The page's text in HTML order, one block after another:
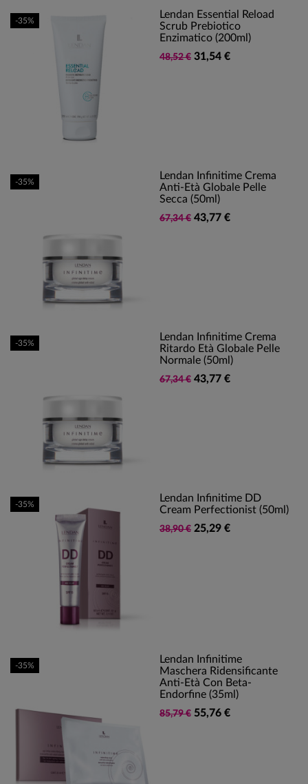
Lendan Essential Reload
Scrub Prebiotico
Enzimatico (200ml)
48,52 € 31,54 €
-35%
Lendan Infinitime Crema
Anti-Età Globale Pelle
Secca (50ml)
67,34 € 43,77 €
-35%
Lendan Infinitime Crema
Ritardo Età Globale Pelle
Normale (50ml)
67,34 € 43,77 €
-35%
Lendan Infinitime DD
Cream Perfectionist (50ml)
38,90 € 25,29 €
-35%
Lendan Infinitime
Maschera Ridensificante
Anti-Età Con Beta-
Endorfine (35ml)
85,79 € 55,76 €
-35%